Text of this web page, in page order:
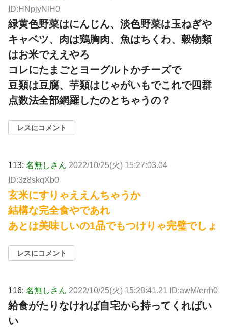
ID:HNpjyNlH0
緑黄色野菜はにんじん、淡色野菜は玉ねぎや
キャベツ、肉は鶏胸肉、魚はちくわ、穀物類
はお米でええやろ
コレにたまごとヨーグルトかチーズで
豆類は豆腐、芋類はじゃがいもでこれで四群
点数法全部網羅したのとちゃうの？
レスにコメント
113: 名無しさん 2022/10/25(火) 15:27:03.04
ID:3z8skqXb0
玄米にすりゃええんちゃうか
結構な完全食やであれ
あとは美味しいの1品でもつけりゃ完璧でしょ
レスにコメント
116: 名無しさん 2022/10/25(火) 15:28:41.21 ID:awM/errh0
給食がたりなければ自宅から持ってくればい
い